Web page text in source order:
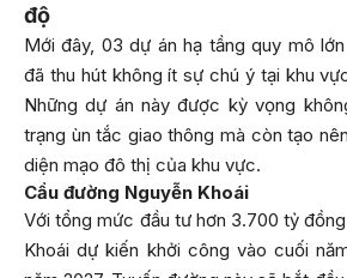
độ
Mới đây, 03 dự án hạ tầng quy mô
đã thu hút không ít sự chú ý tại khu
Những dự án này được kỳ vọng
trạng ùn tắc giao thông mà còn tạo
diện mạo đô thị của khu vực.
Cầu đường Nguyễn Khoái
Với tổng mức đầu tư hơn 3.700 tỷ
Khoái dự kiến khởi công vào cuối